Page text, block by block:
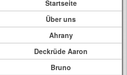
Startseite
Über uns
Ahrany
Deckrüde Aaron
Bruno